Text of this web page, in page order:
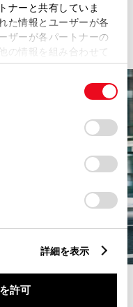
ナーと共有していま
た情報とユーザーが各
ザーが各パートナーの
の情報を組み合わせて
イトの使用を続行する
保存されることに同
キー)のオプトアウト、
あたっては、当社の
について
」をご覧くだ
詳細を表示
許可
詳細を見る